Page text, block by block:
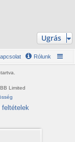
t
e
t
Ugrás
Rólunk
Limited
feltételek